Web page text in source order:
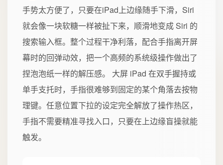
手势太方便了，只要在iPad上边缘随手下滑，Siri
就会像一块软糖一样被扯下来，顺滑地变成 Siri 的
搜索输入框。整个过程干净利落，配合手指离开屏
幕时的回弹动效，把一个高频的系统级操作做出了
捏泡泡纸一样的解压感。 大屏 iPad 在双手握持或
单手支托时，手指很难够到固定的某个角落去按物
理键。任意位置下拉的设定完全解放了操作热区，
手指不需要精准寻找入口，只要在上边缘盲操就能
触发。